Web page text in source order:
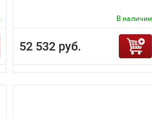
В наличии
52 532 руб.